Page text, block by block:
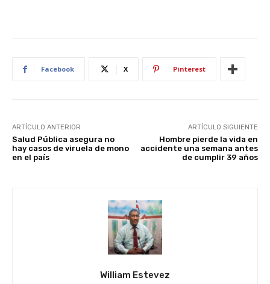
Facebook X Pinterest
ARTÍCULO ANTERIOR
Salud Pública asegura no
hay casos de viruela de mono
en el país
ARTÍCULO SIGUIENTE
Hombre pierde la vida en
accidente una semana antes
de cumplir 39 años
William Estevez